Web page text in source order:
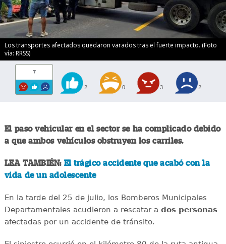
Los transportes afectados quedaron varados tras el fuerte impacto. (Foto
vía: RRSS)
7
2 0 3 2
El paso vehicular en el sector se ha complicado debido
a que ambos vehículos obstruyen los carriles.
LEA TAMBIÉN: El trágico accidente que acabó con la
vida de un adolescente
En la tarde del 25 de julio, los Bomberos Municipales
Departamentales acudieron a rescatar a dos personas
afectadas por un accidente de tránsito.